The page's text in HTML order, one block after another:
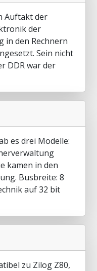
Auftakt der
der
in den Rechnern
Sein nicht
DDR war der
es drei Modelle:
kamen in den
Busbreite: 8
auf 32 bit
zu Zilog Z80,